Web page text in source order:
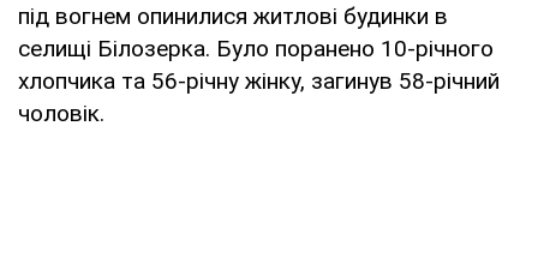
під вогнем опинилися житлові будинки в
селищі Білозерка. Було поранено 10-річного
хлопчика та 56-річну жінку, загинув 58-річний
чоловік.